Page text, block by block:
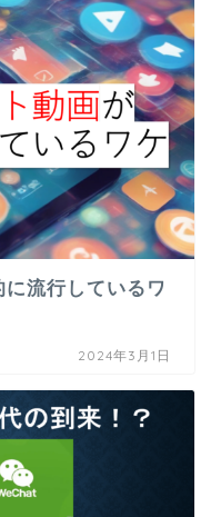
流行しているワ
2024年3月1日